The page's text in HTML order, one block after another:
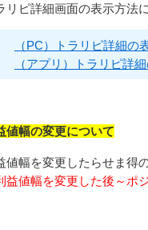
リピ詳細画面の表示方法
（PC）トラリピ詳細の
（アプリ）トラリピ詳
値幅の変更について
値幅を変更したらせま得
益値幅を変更した後～ポ